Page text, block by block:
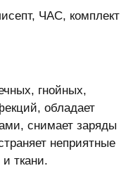
ЧАС, комплект
гнойных,
обладает
снимает заряды
неприятные
ткани.